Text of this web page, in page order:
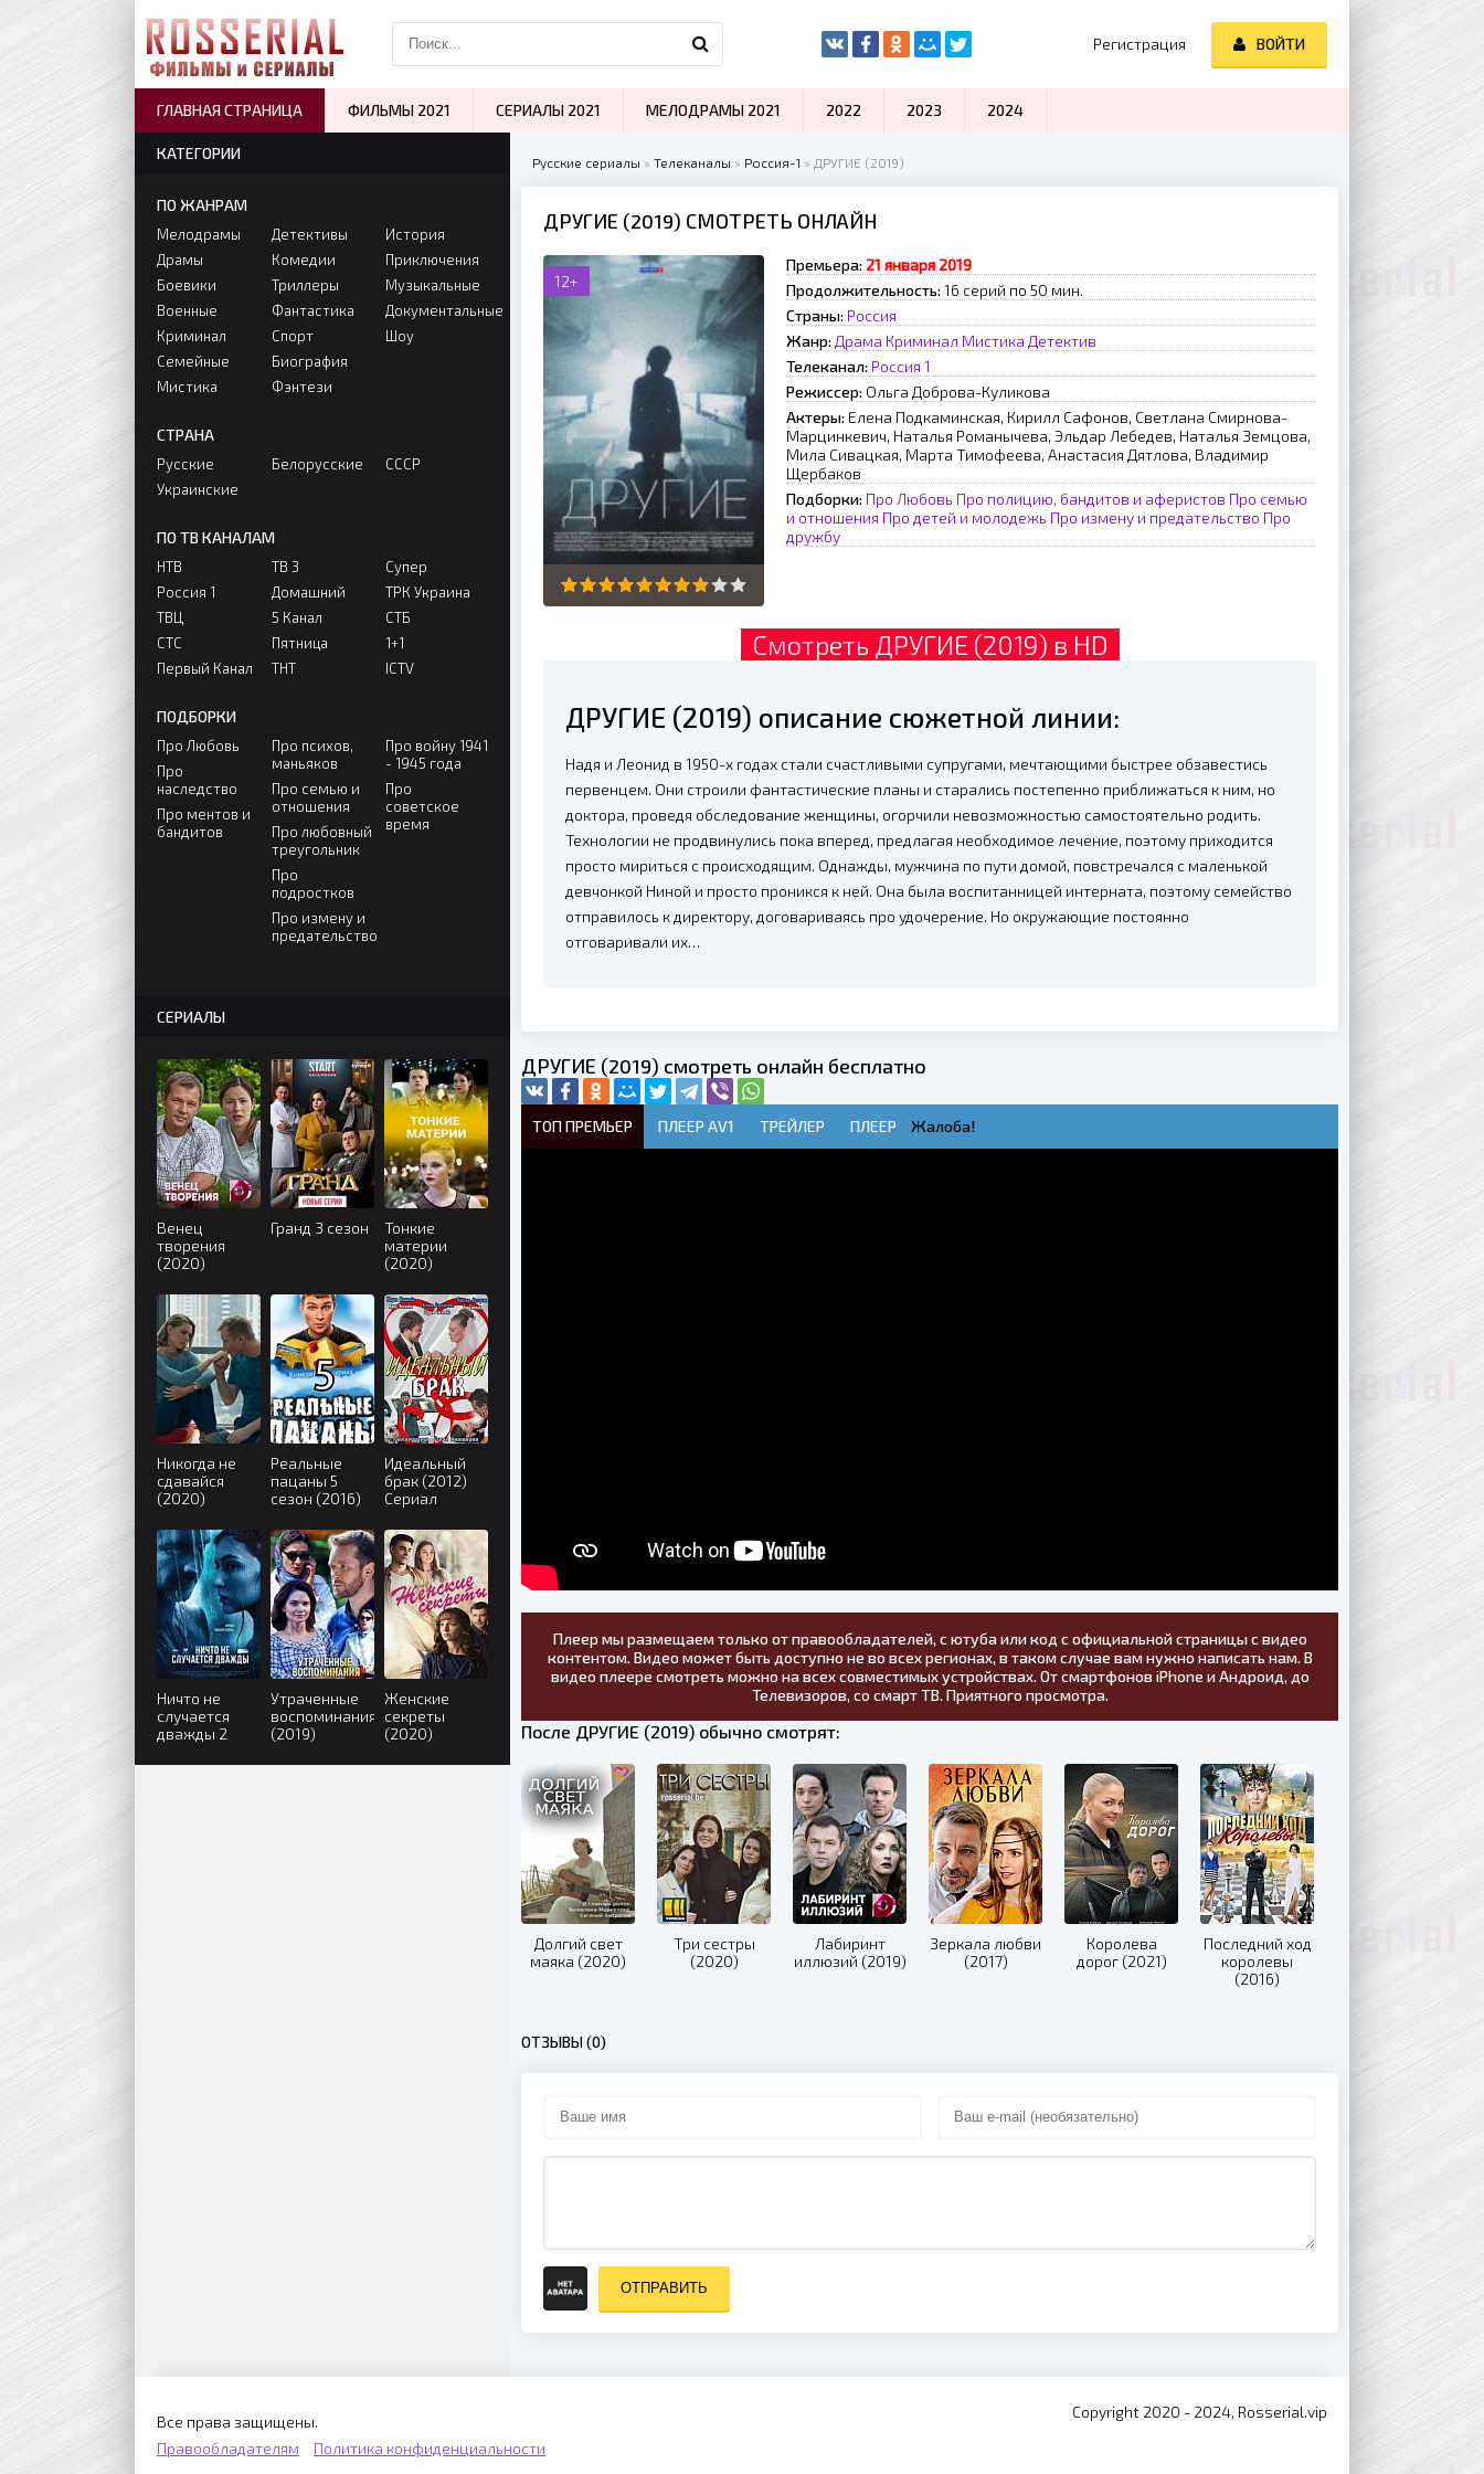
Русские сериалы » Телеканалы » Россия-1 » ДРУГИЕ (2019)
ДРУГИЕ (2019) СМОТРЕТЬ ОНЛАЙН
12+
Премьера: 21 января 2019
Продолжительность: 16 серий по 50 мин.
Страны: Россия
Жанр: Драма Криминал Мистика Детектив
Телеканал: Россия 1
Режиссер: Ольга Доброва-Куликова
Актеры: Елена Подкаминская, Кирилл Сафонов, Светлана Смирнова-
Марцинкевич, Наталья Романычева, Эльдар Лебедев, Наталья Земцова,
Мила Сивацкая, Марта Тимофеева, Анастасия Дятлова, Владимир
Щербаков
Подборки: Про Любовь Про полицию, бандитов и аферистов Про семью
и отношения Про детей и молодежь Про измену и предательство Про
дружбу
Смотреть ДРУГИЕ (2019) в HD
ДРУГИЕ (2019) описание сюжетной линии:
Надя и Леонид в 1950-х годах стали счастливыми супругами, мечтающими быстрее обзавестись
первенцем. Они строили фантастические планы и старались постепенно приближаться к ним, но
доктора, проведя обследование женщины, огорчили невозможностью самостоятельно родить.
Технологии не продвинулись пока вперед, предлагая необходимое лечение, поэтому приходится
просто мириться с происходящим. Однажды, мужчина по пути домой, повстречался с маленькой
девчонкой Ниной и просто проникся к ней. Она была воспитанницей интерната, поэтому семейство
отправилось к директору, договариваясь про удочерение. Но окружающие постоянно
отговаривали их…
ДРУГИЕ (2019) смотреть онлайн бесплатно
ТОП ПРЕМЬЕР ПЛЕЕР AV1 ТРЕЙЛЕР ПЛЕЕР Жалоба!
Плеер мы размещаем только от правообладателей, с ютуба или код с официальной страницы с видео
контентом. Видео может быть доступно не во всех регионах, в таком случае вам нужно написать нам. В
видео плеере смотреть можно на всех совместимых устройствах. От смартфонов iPhone и Андроид, до
Телевизоров, со смарт ТВ. Приятного просмотра.
После ДРУГИЕ (2019) обычно смотрят:
Долгий свет
маяка (2020)
Три сестры
(2020)
Лабиринт
иллюзий (2019)
Зеркала любви
(2017)
Королева
дорог (2021)
Последний ход
королевы
(2016)
ОТЗЫВЫ (0)
ОТПРАВИТЬ
КАТЕГОРИИ
ПО ЖАНРАМ
Мелодрамы
Драмы
Боевики
Военные
Криминал
Семейные
Мистика
Детективы
Комедии
Триллеры
Фантастика
Спорт
Биография
Фэнтези
История
Приключения
Музыкальные
Документальные
Шоу
СТРАНА
Русские
Украинские
Белорусские СССР
ПО ТВ КАНАЛАМ
НТВ
Россия 1
ТВЦ
СТС
Первый Канал
ТВ 3
Домашний
5 Канал
Пятница
ТНТ
Супер
ТРК Украина
СТБ
1+1
ICTV
ПОДБОРКИ
Про Любовь
Про
наследство
Про ментов и
бандитов
Про психов,
маньяков
Про семью и
отношения
Про любовный
треугольник
Про
подростков
Про измену и
предательство
Про войну 1941
- 1945 года
Про
советское
время
СЕРИАЛЫ
Венец
творения
(2020)
Гранд 3 сезон
Тонкие
материи
(2020)
Никогда не
сдавайся
(2020)
Реальные
пацаны 5
сезон (2016)
Идеальный
брак (2012)
Сериал
Ничто не
случается
дважды 2
Утраченные
воспоминания
(2019)
Женские
секреты
(2020)
Регистрация ВОЙТИ
ГЛАВНАЯ СТРАНИЦА ФИЛЬМЫ 2021 СЕРИАЛЫ 2021 МЕЛОДРАМЫ 2021 2022 2023 2024
Все права защищены.
Правообладателям
Политика конфиденциальности
Copyright 2020 - 2024, Rosserial.vip